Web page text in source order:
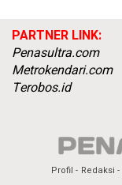
PARTNER LINK:
Penasultra.com
Metrokendari.com
Terobos.id
Profil Redaksi